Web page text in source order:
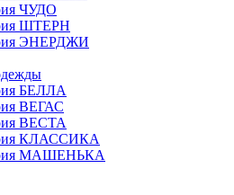
ЧУДО
ШТЕРН
ЭНЕРДЖИ
БЕЛЛА
ВЕГАС
ВЕСТА
КЛАССИКА
МАШЕНЬКА